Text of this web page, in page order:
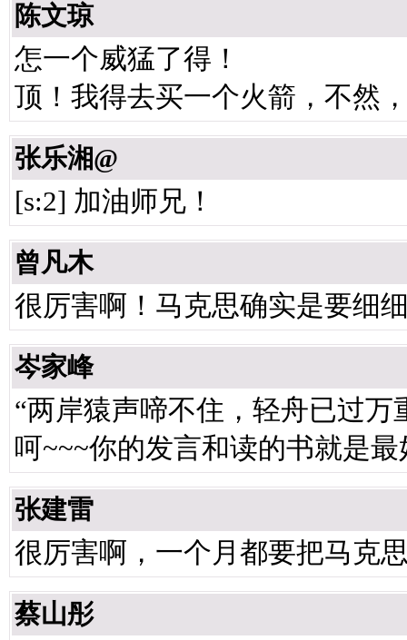
陈文琼
怎一个威猛了得！
顶！我得去买一个火箭，不然
张乐湘@
[s:2] 加油师兄！
曾凡木
很厉害啊！马克思确实是要细
岑家峰
“两岸猿声啼不住，轻舟已过
呵~~~你的发言和读的书就是最
张建雷
很厉害啊，一个月都要把马克
蔡山彤